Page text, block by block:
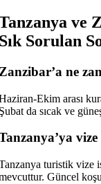
ve
Sorulan
ne
Ekim arası
da sıcak ve
turistik vize
Güncel